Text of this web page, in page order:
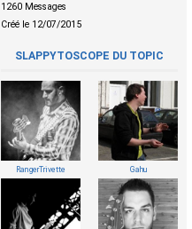
1260 Messages
Créé le 12/07/2015
SLAPPYTOSCOPE DU TOPIC
RangerTrivette Gahu